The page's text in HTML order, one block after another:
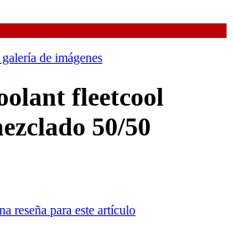
de imágenes
fleetcool
50/50
reseña para este artículo